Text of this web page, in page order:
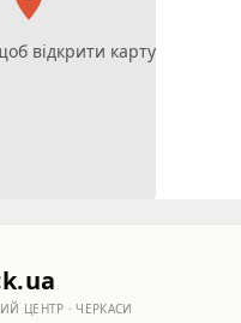
відкрити карту
ЦЕНТР · ЧЕРКАСИ